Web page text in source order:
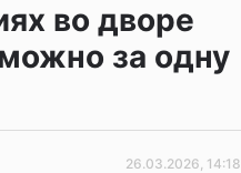
во дворе
за одну
26.03.2026, 14:18